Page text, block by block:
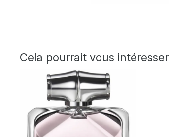
Cela pourrait vous intéresser